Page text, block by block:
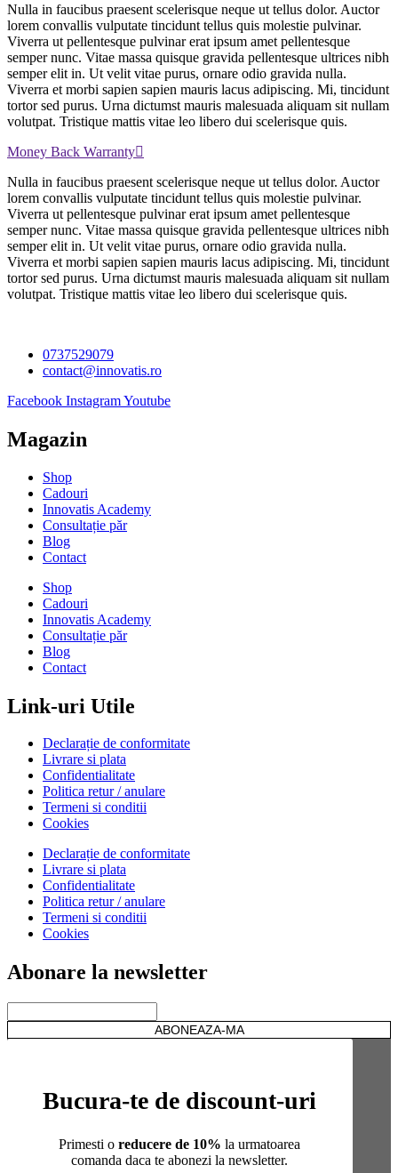
Nulla in faucibus praesent scelerisque neque ut tellus dolor. Auctor
lorem convallis vulputate tincidunt tellus quis molestie pulvinar.
Viverra ut pellentesque pulvinar erat ipsum amet pellentesque
semper nunc. Vitae massa quisque gravida pellentesque ultrices nibh
semper elit in. Ut velit vitae purus, ornare odio gravida nulla.
Viverra et morbi sapien sapien mauris lacus adipiscing. Mi, tincidunt
tortor sed purus. Urna dictumst mauris malesuada aliquam sit nullam
volutpat. Tristique mattis vitae leo libero dui scelerisque quis.
Money Back Warranty
Nulla in faucibus praesent scelerisque neque ut tellus dolor. Auctor
lorem convallis vulputate tincidunt tellus quis molestie pulvinar.
Viverra ut pellentesque pulvinar erat ipsum amet pellentesque
semper nunc. Vitae massa quisque gravida pellentesque ultrices nibh
semper elit in. Ut velit vitae purus, ornare odio gravida nulla.
Viverra et morbi sapien sapien mauris lacus adipiscing. Mi, tincidunt
tortor sed purus. Urna dictumst mauris malesuada aliquam sit nullam
volutpat. Tristique mattis vitae leo libero dui scelerisque quis.
0737529079
contact@innovatis.ro
Facebook InstagramYoutube
Magazin
Shop
Cadouri
Innovatis Academy
Consultație păr
Blog
Contact
Shop
Cadouri
Innovatis Academy
Consultație păr
Blog
Contact
Link-uri Utile
Declarație de conformitate
Livrare si plata
Confidentialitate
Politica retur / anulare
Termeni si conditii
Cookies
Declarație de conformitate
Livrare si plata
Confidentialitate
Politica retur / anulare
Termeni si conditii
Cookies
Abonare la newsletter
Bucura-te de discount-uri
Primesti oreducere de 10% la urmatoarea
comanda daca te abonezi la newsletter.